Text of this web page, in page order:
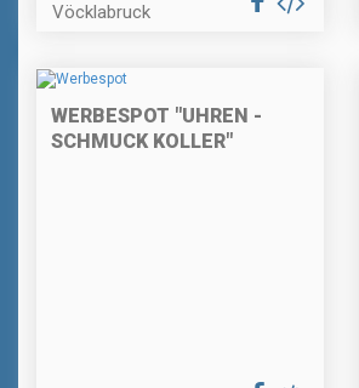
Vöcklabruck
WERBESPOT "UHREN -
SCHMUCK KOLLER"